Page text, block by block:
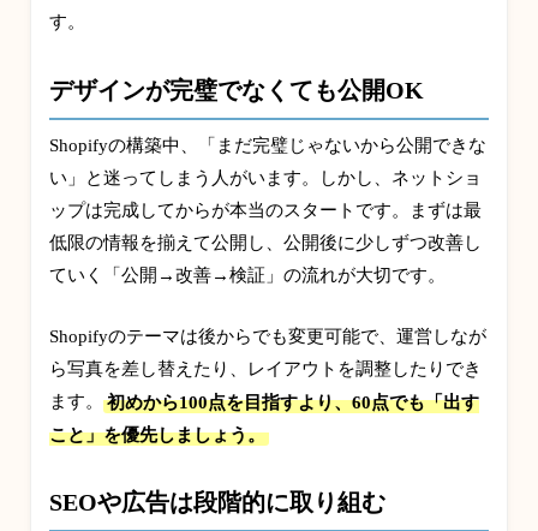
す。
デザインが完璧でなくても公開OK
Shopifyの構築中、「まだ完璧じゃないから公開できな
い」と迷ってしまう人がいます。しかし、ネットショ
ップは完成してからが本当のスタートです。まずは最
低限の情報を揃えて公開し、公開後に少しずつ改善し
ていく「公開→改善→検証」の流れが大切です。
Shopifyのテーマは後からでも変更可能で、運営しなが
ら写真を差し替えたり、レイアウトを調整したりでき
ます。
初めから100点を目指すより、60点でも「出す
こと」を優先しましょう。
SEOや広告は段階的に取り組む